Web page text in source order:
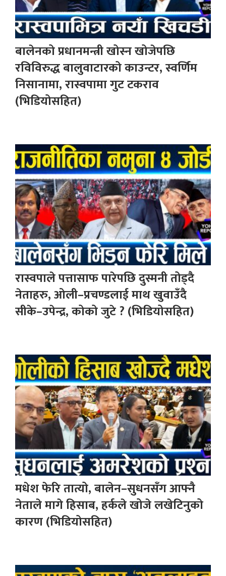
बालेनको प्रधानमन्त्री खोस्न खोजेपछि
रविविरुद्ध बालुवाटारको काउन्टर, स्वर्णिम
निसानामा, रास्वपामा गुट टकराव
(भिडियोसहित)
रास्वपाले पत्तासाफ पारेपछि दुस्मनी तोड्दै
नेताहरु, ओली–प्रचण्डलाई माथ खुवाउँदै
सीके–उपेन्द्र, कोको जुटे ? (भिडियोसहित)
मधेश फेरि तात्यो, बालेन–सुधनसँग आफ्नै
नेताले मागे हिसाब, हर्कले खोजे लखेटिनुको
कारण (भिडियोसहित)